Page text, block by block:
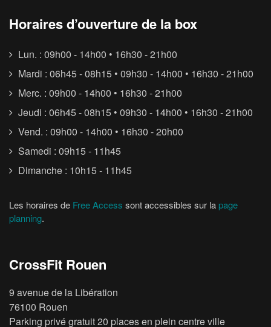
Horaires d’ouverture de la box
Lun. : 09h00 - 14h00 • 16h30 - 21h00
Mardi : 06h45 - 08h15 • 09h30 - 14h00 • 16h30 - 21h00
Merc. : 09h00 - 14h00 • 16h30 - 21h00
Jeudi : 06h45 - 08h15 • 09h30 - 14h00 • 16h30 - 21h00
Vend. : 09h00 - 14h00 • 16h30 - 20h00
Samedi : 09h15 - 11h45
Dimanche : 10h15 - 11h45
Les horaires de Free Access sont accessibles sur la page
planning.
CrossFit Rouen
9 avenue de la Libération
76100 Rouen
Parking privé gratuit 20 places en plein centre ville